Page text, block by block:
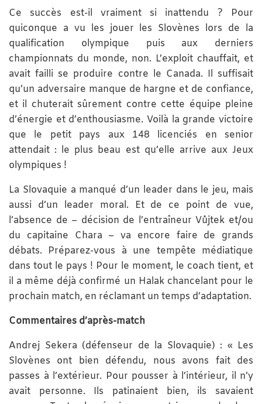
Ce succès est-il vraiment si inattendu ? Pour
quiconque a vu les jouer les Slovènes lors de la
qualification olympique puis aux derniers
championnats du monde, non. L’exploit chauffait, et
avait failli se produire contre le Canada. Il suffisait
qu’un adversaire manque de hargne et de confiance,
et il chuterait sûrement contre cette équipe pleine
d’énergie et d’enthousiasme. Voilà la grande victoire
que le petit pays aux 148 licenciés en senior
attendait : le plus beau est qu’elle arrive aux Jeux
olympiques !
La Slovaquie a manqué d’un leader dans le jeu, mais
aussi d’un leader moral. Et de ce point de vue,
l’absence de – décision de l’entraîneur Vůjtek et/ou
du capitaine Chara – va encore faire de grands
débats. Préparez-vous à une tempête médiatique
dans tout le pays ! Pour le moment, le coach tient, et
il a même déjà confirmé un Halak chancelant pour le
prochain match, en réclamant un temps d’adaptation.
Commentaires d’après-match
Andrej Sekera (défenseur de la Slovaquie) : « Les
Slovènes ont bien défendu, nous avons fait des
passes à l’extérieur. Pour pousser à l’intérieur, il n’y
avait personne. Ils patinaient bien, ils savaient